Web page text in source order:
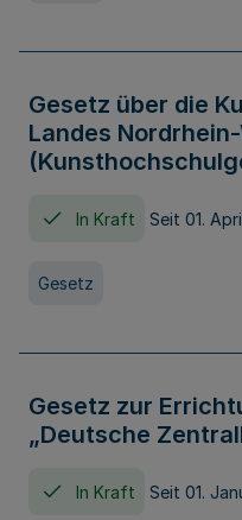
Gesetz über die
Landes
In Kraft Seit 01.
Gesetz
Gesetz zur
„Deutsche
In Kraft Seit 01.